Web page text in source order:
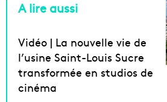
A lire aussi
Vidéo | La nouvelle vie de
l’usine Saint-Louis Sucre
transformée en studios de
cinéma